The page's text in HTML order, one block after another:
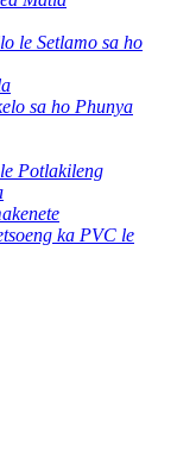
le Setlamo sa ho
sa ho Phunya
Potlakileng
ka PVC le